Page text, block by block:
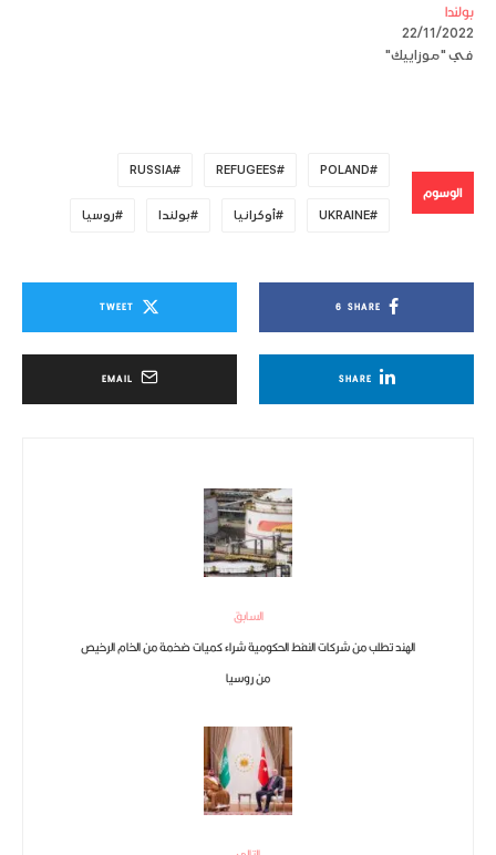
بولندا
22/11/2022
في "موزاييك"
الوسوم
POLAND
REFUGEES
RUSSIA
UKRAINE أوكرانيا بولندا روسيا
SHARE
6
TWEET
SHARE
EMAIL
السابق
الهند تطلب من شركات النفط الحكومية شراء كميات ضخمة من الخام الرخيص
من روسيا